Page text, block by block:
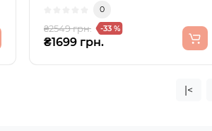
0
₴2549 грн. -33 %
₴1699 грн.
|<